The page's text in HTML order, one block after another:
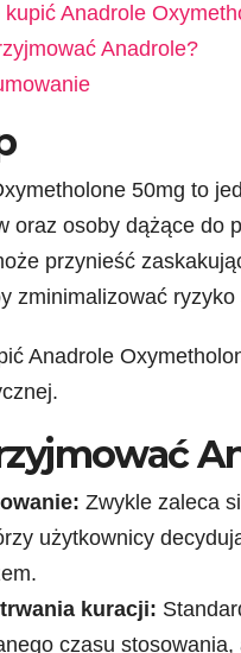
kupić Anadrole
Anadrole?
50mg to
oraz osoby dążące do
przynieść
zminimalizować
Anadrole
Zwykle zaleca
użytkownicy
kuracji:
czasu